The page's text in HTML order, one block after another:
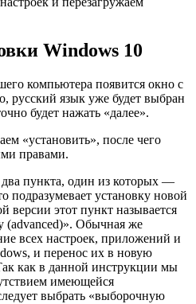
Windows 10
компьютера появится окно с
русский язык уже будет выбран
будет нажать «далее».
«установить», после чего
правами.
пункта, один из которых —
подразумевает установку новой
версии этот пункт называется
(advanced)». Обычная же
всех настроек, приложений и
и перенос их в новую
как в данной инструкции мы
имеющейся
выбрать «выборочную